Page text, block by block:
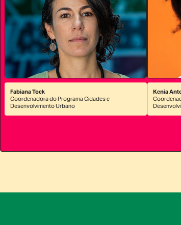
Fabiana Tock
Coordenadora do Programa Cidades e
Desenvolvimento Urbano
Kenia